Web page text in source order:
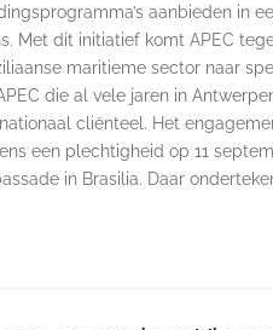
aanbieden in
Met dit initiatief komt APEC
maritieme sector naar
die al vele jaren in
cliënteel. Het
een plechtigheid op 11
in Brasilia. Daar